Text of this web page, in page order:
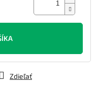
Zdieľať